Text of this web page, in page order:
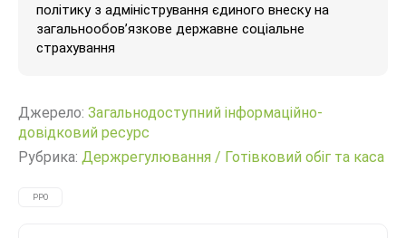
політику з адміністрування єдиного внеску на
загальнообов’язкове державне соціальне
страхування
Джерело: Загальнодоступний інформаційно-
довідковий ресурс
Рубрика: Держрегулювання / Готівковий обіг та каса
РРО